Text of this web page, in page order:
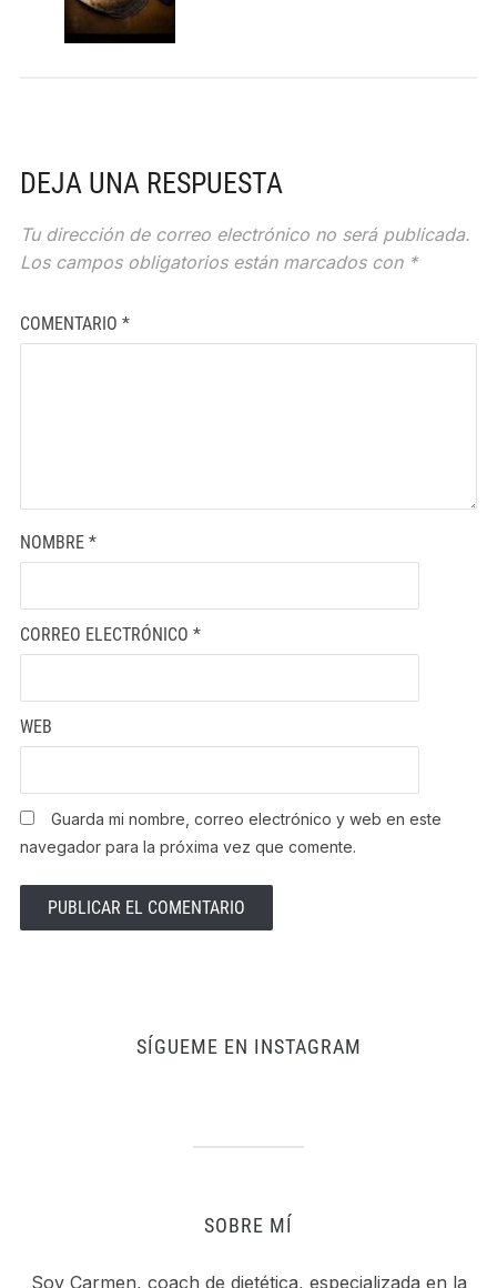
DEJA UNA RESPUESTA
Tu dirección de correo electrónico no será publicada.
Los campos obligatorios están marcados con *
COMENTARIO *
NOMBRE *
CORREO ELECTRÓNICO *
WEB
Guarda mi nombre, correo electrónico y web en este
navegador para la próxima vez que comente.
SÍGUEME EN INSTAGRAM
SOBRE MÍ
Soy Carmen, coach de dietética, especializada en la